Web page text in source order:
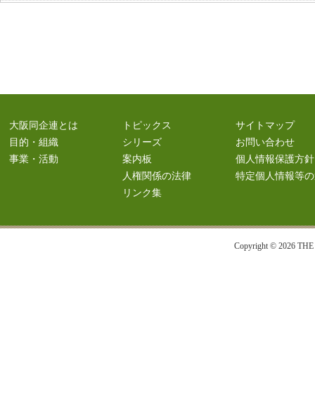
大阪同企連とは
目的・組織
事業・活動
トピックス
シリーズ
案内板
人権関係の法律
リンク集
サイトマップ
お問い合わせ
個人情報保護方針
特定個人情報等
Copyright © 2026